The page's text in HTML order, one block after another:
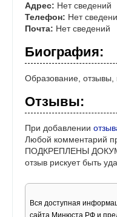
Адрес: Нет сведений
Телефон: Нет
Почта: Нет сведений
Биография:
Образование, отзывы,
Отзывы:
При добавлении
Любой комментарий
ПОДКРЕПЛЕНЫ
отзыв рискует быть
Вся доступная